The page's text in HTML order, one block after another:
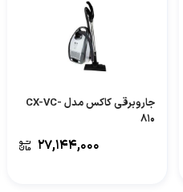
جاروبرقی کاکس مدل CX-VC-
810
۲۷,۱۴۴,۰۰۰